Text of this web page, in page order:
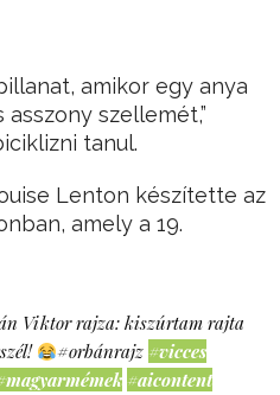
amikor egy anya
szellemét,”
tanul.
Lenton készítette az
amely a 19.
Viktor rajza: kiszúrtam rajta
#orbánrajz #vicces
#aicontent